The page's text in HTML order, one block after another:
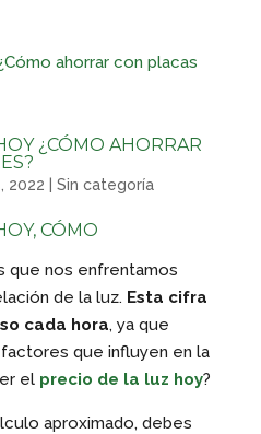
¿CÓMO AHORRAR
2022 Sin categoría
CÓMO
que nos enfrentamos
de la luz. Esta cifra
cada hora, ya que
que influyen en la
el precio de la luz hoy?
aproximado, debes